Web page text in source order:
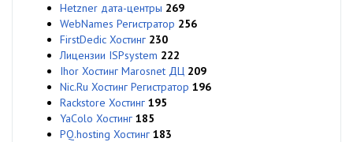
Hetzner дата-центры 269
WebNames Регистратор 256
FirstDedic Хостинг 230
Лицензии ISPsystem 222
Ihor Хостинг Marosnet ДЦ 209
Nic.Ru Хостинг Регистратор 196
Rackstore Хостинг 195
YaColo Хостинг 185
PQ.hosting Хостинг 183